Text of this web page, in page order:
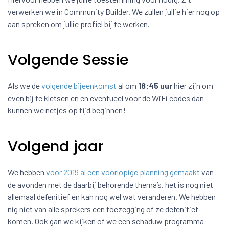
verwerken we in Community Builder. We zullen jullie hier nog op
aan spreken om jullie profiel bij te werken.
Volgende Sessie
Als we devolgende bijeenkomst al om 18:45 uurhier zijn om
even bij te kletsen en en eventueel voor de WiFi codes dan
kunnen we netjes op tijd beginnen!
Volgend jaar
We hebben voor 2019 al een voorlopige planning gemaakt van
de avonden met de daarbij behorende thema’s. het is nog niet
allemaal defenitief en kan nog wel wat veranderen. We hebben
nig niet van alle sprekers een toezegging of ze defenitief
komen. Ook gan we kijken of we een schaduw programma